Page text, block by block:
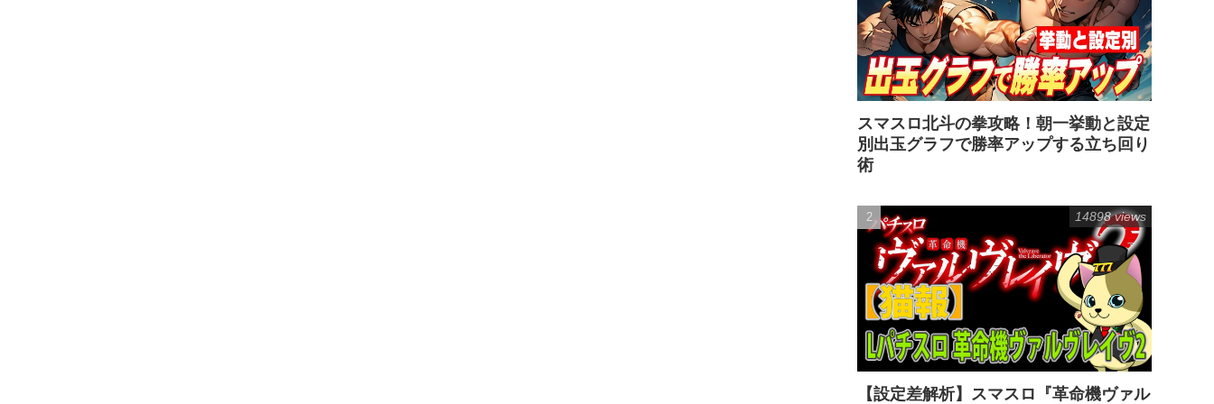
スマスロ北斗の拳攻略！朝一挙動と設定
別出玉グラフで勝率アップする立ち回り
術
【設定差解析】スマスロ『革命機ヴァル
14898 views